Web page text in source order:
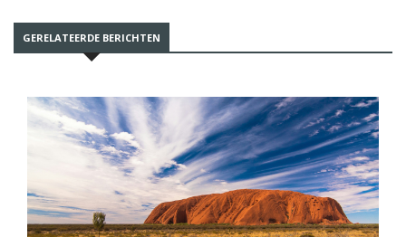
GERELATEERDE BERICHTEN